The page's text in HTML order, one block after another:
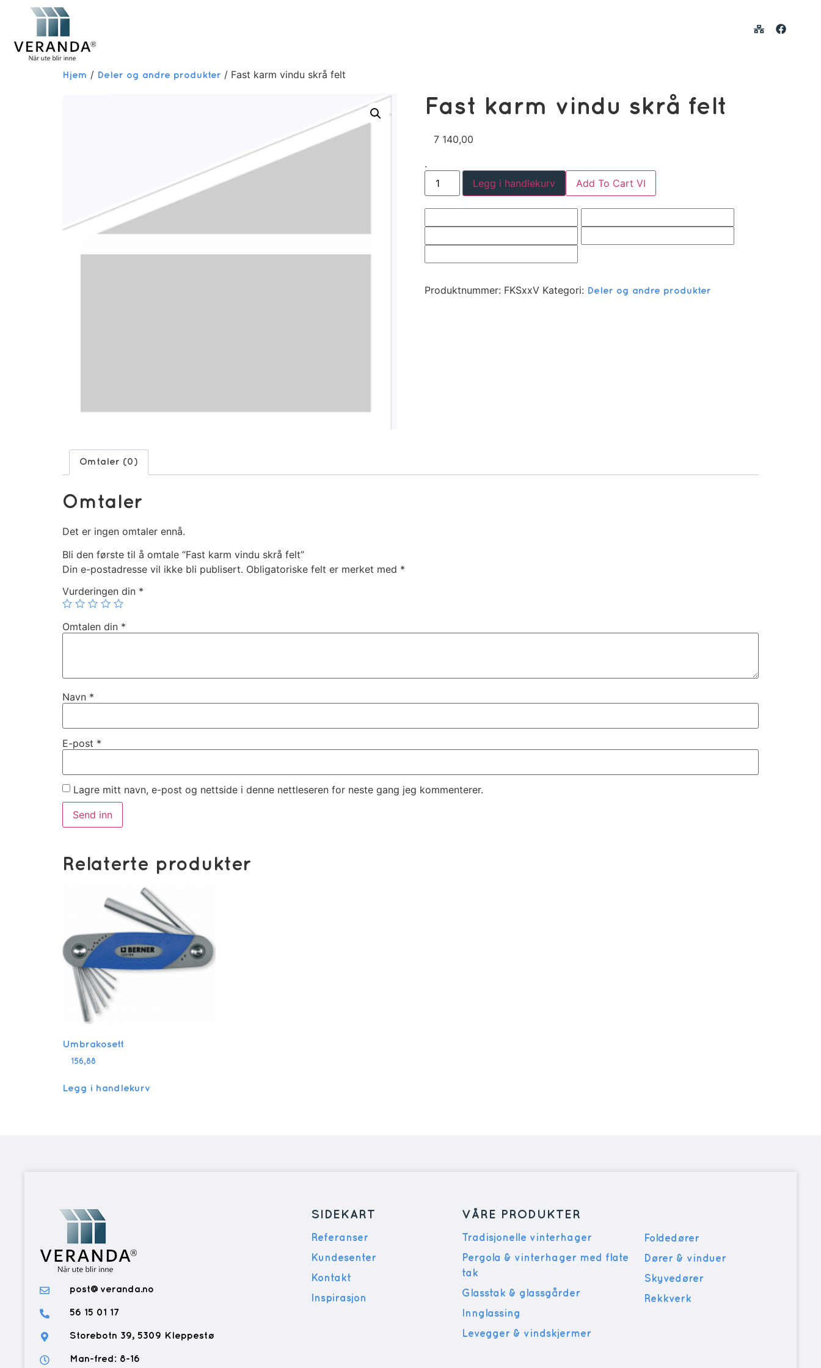
Hjem / Deler og andre produkter / Fast karm vindu skrå felt
Fast karm vindu skrå felt
7 140,00
.
Legg i handlekurv
Add To Cart VI
Produktnummer: FKSxxV Kategori: Deler og andre produkter
Omtaler (0)
Omtaler
Det er ingen omtaler ennå.
Bli den første til å omtale “Fast karm vindu skrå felt”
Din e-postadresse vil ikke bli publisert. Obligatoriske felt er merket med *
Vurderingen din *
Omtalen din *
Navn *
E-post *
Lagre mitt navn, e-post og nettside i denne nettleseren for neste gang jeg kommenterer.
Relaterte produkter
Umbrakosett
156,88
Legg i handlekurv
post@veranda.no
56 15 01 17
Storebotn 39, 5309 Kleppestø
Man-fred: 8-16
SIDEKART
Referanser
Kundesenter
Kontakt
Inspirasjon
VÅRE PRODUKTER
Tradisjonelle vinterhager
Pergola & vinterhager med flate
tak
Glasstak & glassgårder
Innglassing
Levegger & vindskjermer
Foldedører
Dører & vinduer
Skyvedører
Rekkverk